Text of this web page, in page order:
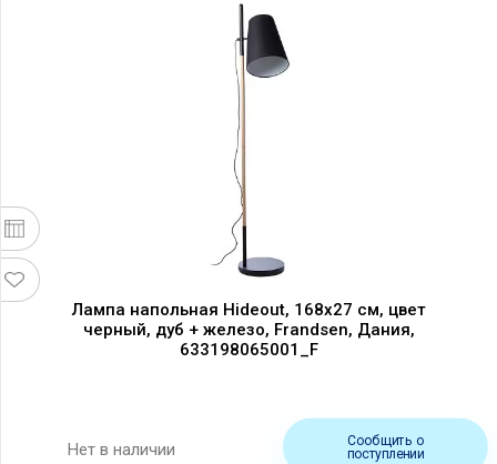
Лампа напольная Hideout, 168х27 см, цвет
черный, дуб + железо, Frandsen, Дания,
633198065001_F
Нет в наличии
Сообщить о
поступлении